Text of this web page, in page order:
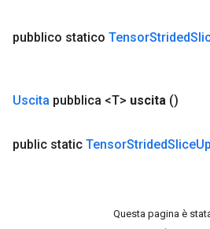
pubblico statico TensorStrided
Uscita pubblica <T> uscita ()
public static TensorStridedSlice
Questa pagina è